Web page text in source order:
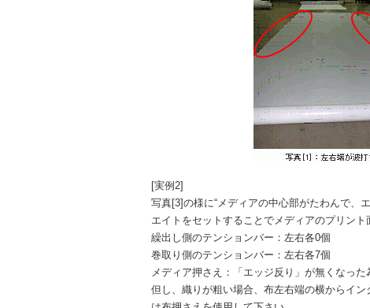
[実例2]
写真[3]の様に“メディアの中心部がたわんで、
エイトをセットすることでメディアのプリント
繰出し側のテンションバー：左右各0個
巻取り側のテンションバー：左右各7個
メディア押さえ：「エッジ反り」が無くなっ
但し、織りが粗い場合、布左右端の横からイ